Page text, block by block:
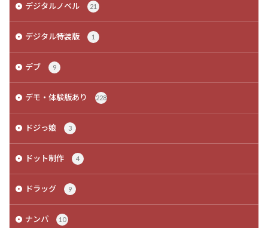
デジタルノベル 21
デジタル特装版 1
デブ 9
デモ・体験版あり 228
ドジっ娘 3
ドット制作 4
ドラッグ 9
ナンパ 10